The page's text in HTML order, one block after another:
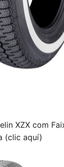
XZX com
(clic aquí)